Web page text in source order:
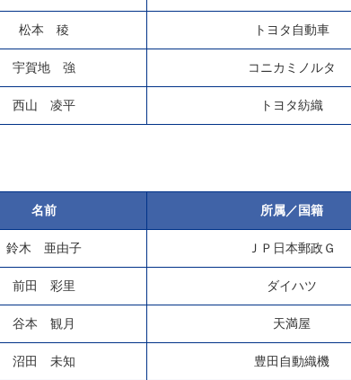
松本 稜 トヨタ自動車
宇賀地 強 コニカミノルタ
西山 凌平 トヨタ紡織
名前 所属／国籍
鈴木 亜由子 ＪＰ日本郵政Ｇ
前田 彩里 ダイハツ
谷本 観月 天満屋
沼田 未知 豊田自動織機